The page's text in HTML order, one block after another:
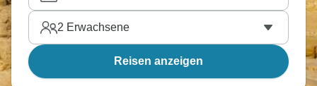
2 Erwachsene
Reisen anzeigen